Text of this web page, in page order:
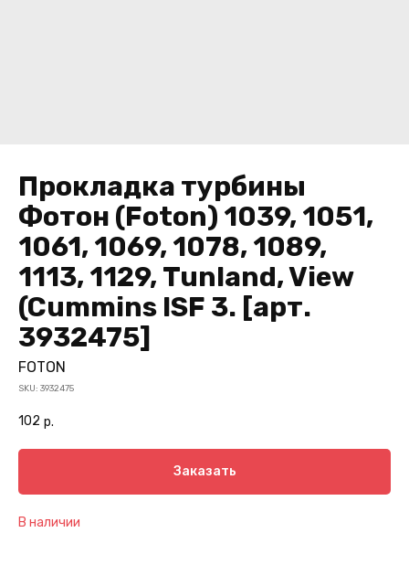
Прокладка турбины
Фотон (Foton) 1039, 1051,
1061, 1069, 1078, 1089,
1113, 1129, Tunland, View
(Cummins ISF 3. [арт.
3932475]
FOTON
SKU: 3932475
102 р.
Заказать
В наличии